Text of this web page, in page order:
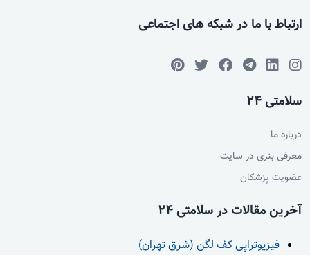
ارتباط با ما در شبکه های اجتماعی
سلامتی 24
درباره ما
معرفی بنری در سایت
عضویت پزشکان
آخرین مقالات در سلامتی 24
فیزیوتراپی کف لگن (شرق تهران)